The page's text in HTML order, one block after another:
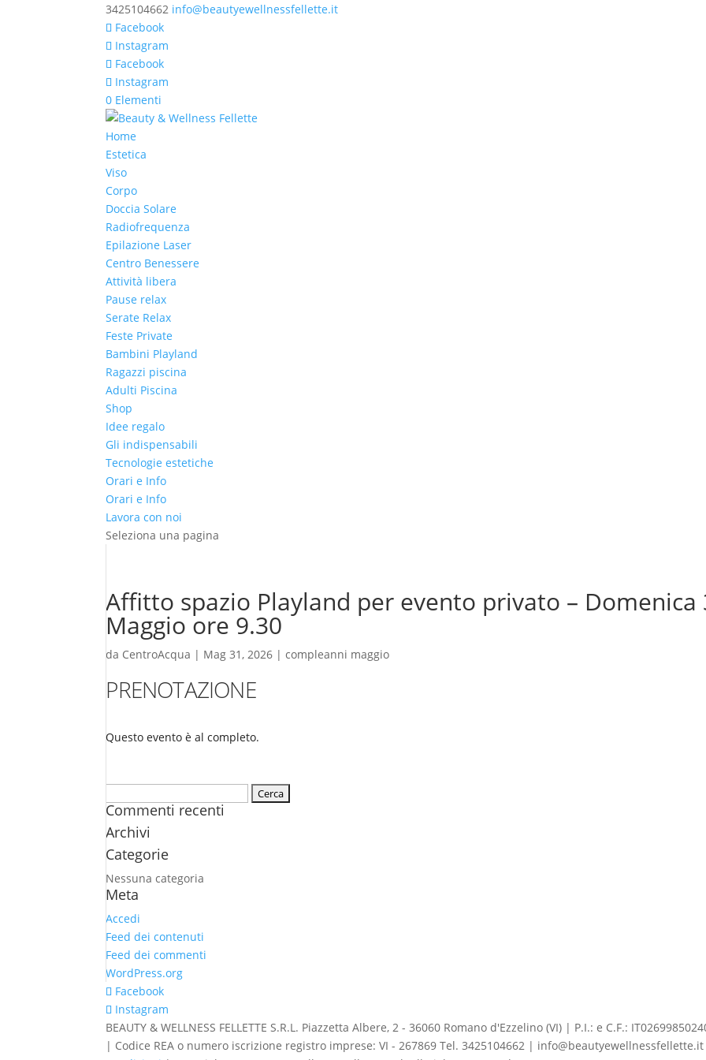
3425104662 info@beautyewellnessfellette.it
Facebook
Instagram
Facebook
Instagram
0 Elementi
Home
Estetica
Viso
Corpo
Doccia Solare
Radiofrequenza
Epilazione Laser
Centro Benessere
Attività libera
Pause relax
Serate Relax
Feste Private
Bambini Playland
Ragazzi piscina
Adulti Piscina
Shop
Idee regalo
Gli indispensabili
Tecnologie estetiche
Orari e Info
Orari e Info
Lavora con noi
Seleziona una pagina
Affitto spazio Playland per evento privato – Domenica
Maggio ore 9.30
da CentroAcqua | Mag 31, 2026 |compleanni maggio
PRENOTAZIONE
Questo evento è al completo.
per:
Commenti recenti
Archivi
Categorie
Nessuna categoria
Meta
Accedi
Feed dei contenuti
Feed dei commenti
WordPress.org
Facebook
Instagram
BEAUTY & WELLNESS FELLETTE S.R.L. Piazzetta Albere, 2 - 36060 Romano d'Ezzelino (VI) | P.I.: e C.F.:
| Codice REA o numero iscrizione registro imprese: VI - 267869 Tel. 3425104662 |